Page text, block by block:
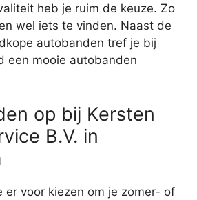
heb je ruim de keuze. Zo
wel iets te vinden. Naast de
autobanden tref je bij
een mooie autobanden
op bij Kersten
B.V. in
er voor kiezen om je zomer- of